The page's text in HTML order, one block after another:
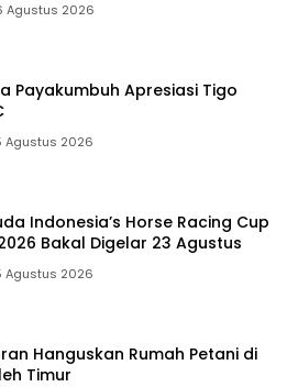
Agustus 2026
Payakumbuh Apresiasi Tigo
Agustus 2026
Indonesia’s Horse Racing Cup
Bakal Digelar 23 Agustus
Agustus 2026
Hanguskan Rumah Petani di
Timur